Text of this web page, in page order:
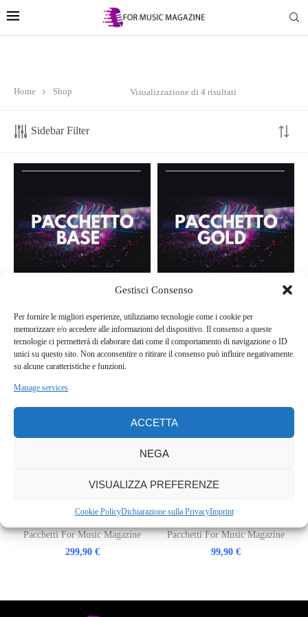
Gestisci Consenso
Per fornire le migliori esperienze, utilizziamo tecnologie come i cookie per
memorizzare e/o accedere alle informazioni del dispositivo. Il consenso a queste
tecnologie ci permetterà di elaborare dati come il comportamento di navigazione o ID
unici su questo sito. Non acconsentire o ritirare il consenso può influire negativamente
su alcune caratteristiche e funzioni.
Manage services
ACCETTA
NEGA
VISUALIZZA PREFERENZE
Cookie PolicyDichiarazione sulla PrivacyImprint
Home Shop Visualizzazione di 4 risultati
Sidebar Filter
Pacchetto Base
Pacchetti For Music Magazine
49,90
Pacchetto Gold
Pacchetti For Music Magazine
149,90€
Pacchetto Platinum
Pacchetti For Music Magazine
299,90 €
Pacchetto Silver
Pacchetti For Music Magazine
99,90 €